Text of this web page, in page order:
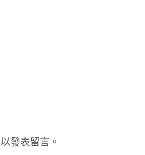
以發表留言。